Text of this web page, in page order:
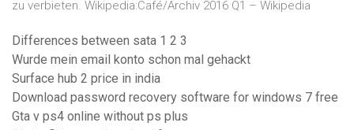
zu verbieten. Wikipedia:Café/Archiv 2016 Q1 – Wikipedia
Differences between sata 1 2 3
Wurde mein email konto schon mal gehackt
Surface hub 2 price in india
Download password recovery software for windows 7 free
Gta v ps4 online without ps plus